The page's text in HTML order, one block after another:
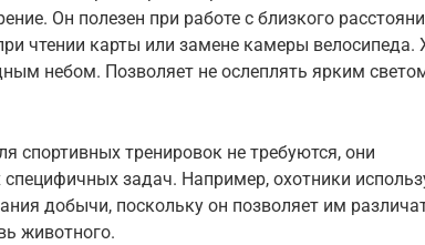
Он полезен при работе с близкого
чтении карты или замене камеры велосипеда.
небом. Позволяет не ослеплять ярким
спортивных тренировок не требуются, они
задач. Например, охотники
добычи, поскольку он позволяет им
животного.